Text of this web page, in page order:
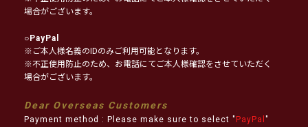
場合がございます。
○PayPal
※ご本人様名義のIDのみご利用可能となります。
※不正使用防止のため、お電話にてご本人様確認をさせていただく
場合がございます。
Dear Overseas Customers
Payment method : Please make sure to select " PayPal "